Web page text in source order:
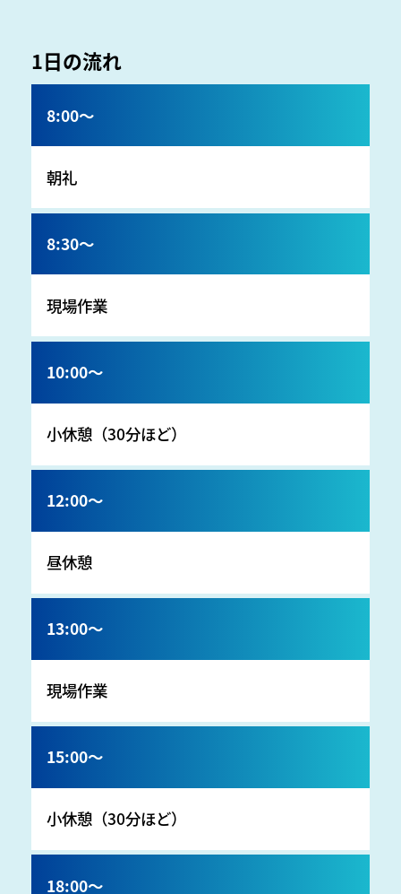
1日の流れ
8:00～
朝礼
8:30～
現場作業
10:00～
小休憩（30分ほど）
12:00～
昼休憩
13:00～
現場作業
15:00～
小休憩（30分ほど）
18:00～